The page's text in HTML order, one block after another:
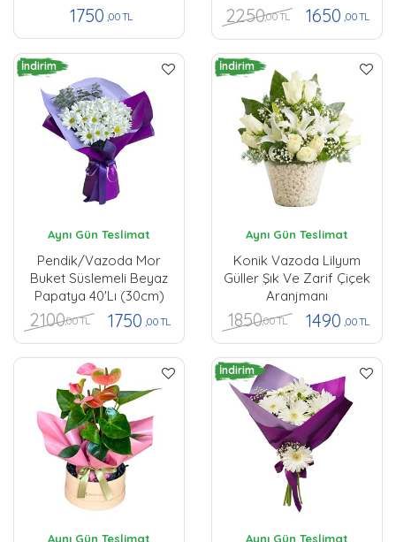
1750 ,00 TL 2250,00 TL 1650 ,00 TL
İndirim
Aynı Gün Teslimat
Pendik/Vazoda Mor
Buket Süslemeli Beyaz
Papatya 40'lı (30cm)
2100,00 TL 1750 ,00 TL
İndirim
Aynı Gün Teslimat
Konik Vazoda Lilyum
Güller Şık Ve Zarif Çiçek
Aranjmanı
1850,00 TL 1490 ,00 TL
Aynı Gün Teslimat
İndirim
Aynı Gün Teslimat